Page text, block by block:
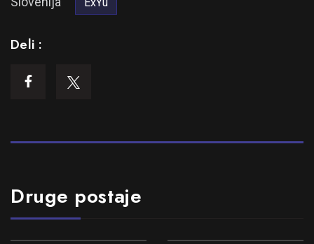
Deli :
Druge postaje